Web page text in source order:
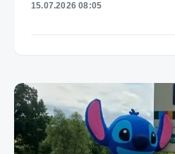
15.07.2026 08:05